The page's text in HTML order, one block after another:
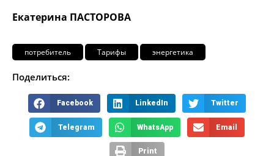
Екатерина ПАСТОРОВА
потребитель Тарифы энергетика
Поделиться:
Facebook LinkedIn Twitter
Telegram WhatsApp Email
Print